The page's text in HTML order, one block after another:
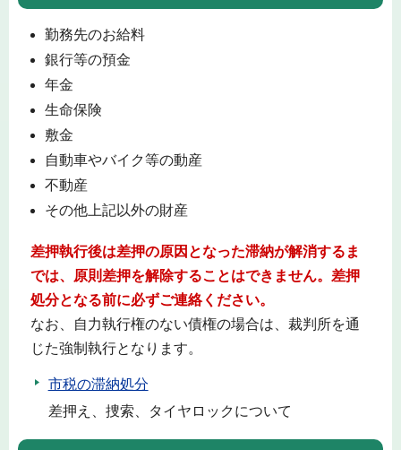
勤務先のお給料
銀行等の預金
年金
生命保険
敷金
自動車やバイク等の動産
不動産
その他上記以外の財産
差押執行後は差押の原因となった滞納が解消するま
では、原則差押を解除することはできません。差押
処分となる前に必ずご連絡ください。
なお、自力執行権のない債権の場合は、裁判所を通
じた強制執行となります。
市税の滞納処分
差押え、捜索、タイヤロックについて